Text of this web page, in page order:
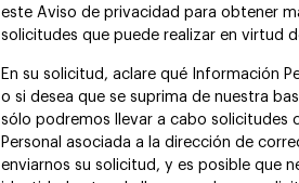
este Aviso de privacidad para obtener
solicitudes que puede realizar en virtud
En su solicitud, aclare qué Información
o si desea que se suprima de nuestra
sólo podremos llevar a cabo solicitudes
Personal asociada a la dirección de
enviarnos su solicitud, y es posible que